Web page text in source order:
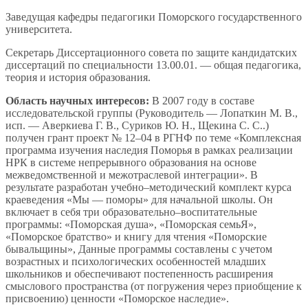
Заведущая кафедры педагогики Поморского государственного
университета.
Секретарь Диссертационного совета по защите кандидатских
диссертаций по специальности 13.00.01. — общая педагогика,
теория и история образования.
Область научных интересов: В 2007 году в составе
исследовательской группы (Руководитель — Лопаткин М. В.,
исп. — Аверкиева Г. В., Суриков Ю. Н., Щекина С. С..)
получен грант проект № 12–04 в РГНФ по теме «Комплексная
программа изучения наследия Поморья в рамках реализации
НРК в системе непрерывного образования на основе
межведомственной и межотраслевой интеграции». В
результате разработан учебно–методический комплект курса
краеведения «Мы — поморы» для начальной школы. Он
включает в себя три образовательно–воспитательные
программы: «Поморская душа», «Поморская семьЯ»,
«Поморское братство» и книгу для чтения «Поморские
бывальщины», Данные программы составлены с учетом
возрастных и психологических особенностей младших
школьников и обеспечивают постепенность расширения
смыслового пространства (от погружения через приобщение к
присвоению) ценности «Поморское наследие».